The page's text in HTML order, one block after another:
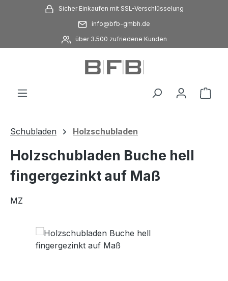
Zum Hauptinhalt springenSicher Einkaufen mit SSL-Verschlüsselung
info@bfb-gmbh.de
über 3.500 zufriedene Kunden
Schubladen Holzschubladen
Holzschubladen Buche hell
fingergezinkt auf Maß
MZ